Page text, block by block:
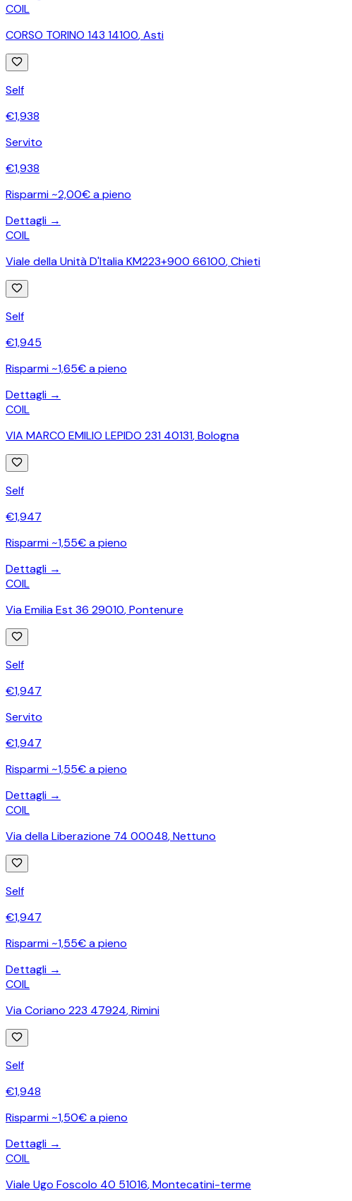
COIL
CORSO TORINO 143 14100,Asti
Self
€1,938
Servito
€1,938
Risparmi ~2,00€ a pieno
Dettagli →
COIL
Viale della Unità D'Italia KM223+900 66100,Chieti
Self
€1,945
Risparmi ~1,65€ a pieno
Dettagli →
COIL
VIA MARCO EMILIO LEPIDO 231 40131,Bologna
Self
€1,947
Risparmi ~1,55€ a pieno
Dettagli →
COIL
Via Emilia Est 36 29010,Pontenure
Self
€1,947
Servito
€1,947
Risparmi ~1,55€ a pieno
Dettagli →
COIL
Via della Liberazione 74 00048,Nettuno
Self
€1,947
Risparmi ~1,55€ a pieno
Dettagli →
COIL
Via Coriano 223 47924,Rimini
Self
€1,948
Risparmi ~1,50€ a pieno
Dettagli →
COIL
Viale Ugo Foscolo 40 51016,Montecatini-terme